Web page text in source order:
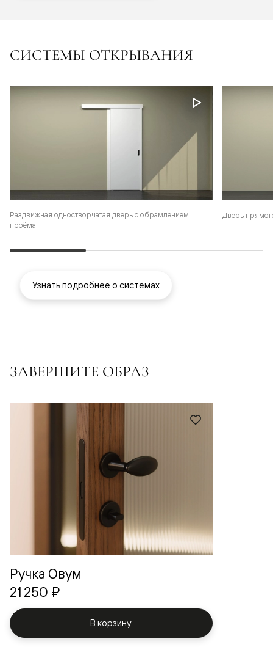
СИСТЕМЫ ОТКРЫВАНИЯ
Раздвижная одностворчатая дверь с обрамлением
проёма
Дверь
Узнать подробнее о системах
ЗАВЕРШИТЕ ОБРАЗ
Ручка Овум
21 250 ₽
В корзину